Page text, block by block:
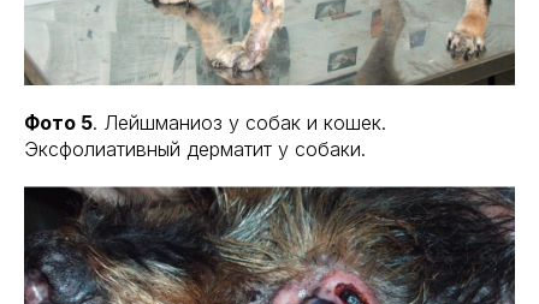
Фото 5. Лейшманиоз у собак и кошек.
Эксфолиативный дерматит у собаки.